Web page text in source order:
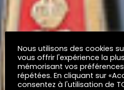
Nous utilisons des cookies
vous offrir l'expérience la
mémorisant vos
répétées. En cliquant sur
consentez à l'utilisation de